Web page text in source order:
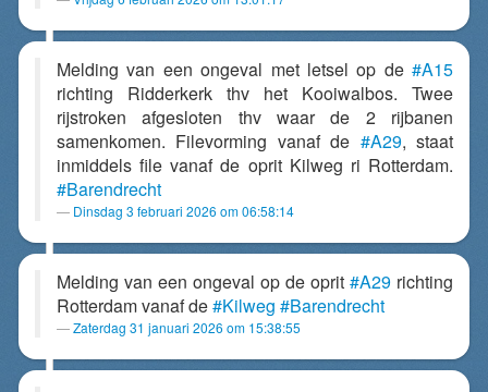
Melding van een ongeval met letsel op de #A15
richting Ridderkerk thv het Kooiwalbos. Twee
rijstroken afgesloten thv waar de 2 rijbanen
samenkomen. Filevorming vanaf de #A29, staat
inmiddels file vanaf de oprit Kilweg ri Rotterdam.
#Barendrecht
Dinsdag 3 februari 2026 om 06:58:14
Melding van een ongeval op de oprit #A29 richting
Rotterdam vanaf de#Kilweg #Barendrecht
Zaterdag 31 januari 2026 om 15:38:55